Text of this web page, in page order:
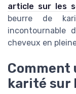
article sur les
beurre de
incontournable
cheveux en
Comment
karité sur